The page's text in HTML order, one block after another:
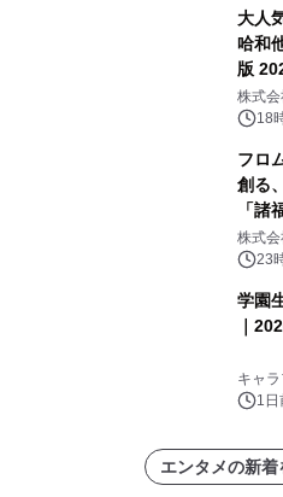
大人
哈和
版
開始
株式
ンズ18
フロ
創る
「
(日)
株式
23
学園
｜
キャ
デザイ
1日
エンタメの新